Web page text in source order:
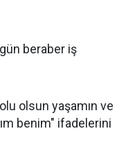
beraber iş
olsun yaşamın ve
benim" ifadelerini